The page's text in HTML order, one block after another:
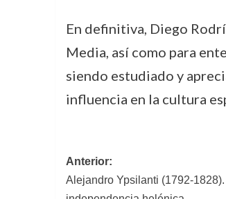
En definitiva, Diego
Media, así como para
siendo estudiado y
influencia en la cultura
Navegación
de
Anterior:
Alejandro Ypsilanti (1792-